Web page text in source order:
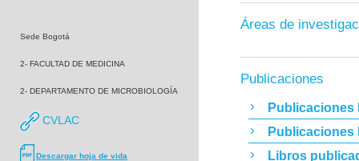
Sede Bogotá
2- FACULTAD DE MEDICINA
2- DEPARTAMENTO DE MICROBIOLOGÍA
CVLAC
Descargar hoja de vida
Áreas de
Publicaciones
Publicaciones
Publicaciones
Libros